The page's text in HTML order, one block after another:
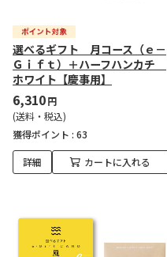
選べるギフト 月コース（ｅ－
Ｇｉｆｔ）＋ハーフハンカチ
ホワイト【慶事用】
6,310円
(送料・税込)
獲得ポイント : 63
詳細 カートに入れる